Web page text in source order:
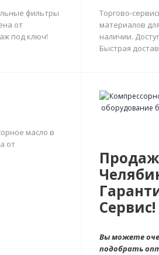
фильтры
от
под ключ!
Торгово-
материалов
наличии.
Быстрая
масло в
от
Сервис!
Вы можете
подобрать